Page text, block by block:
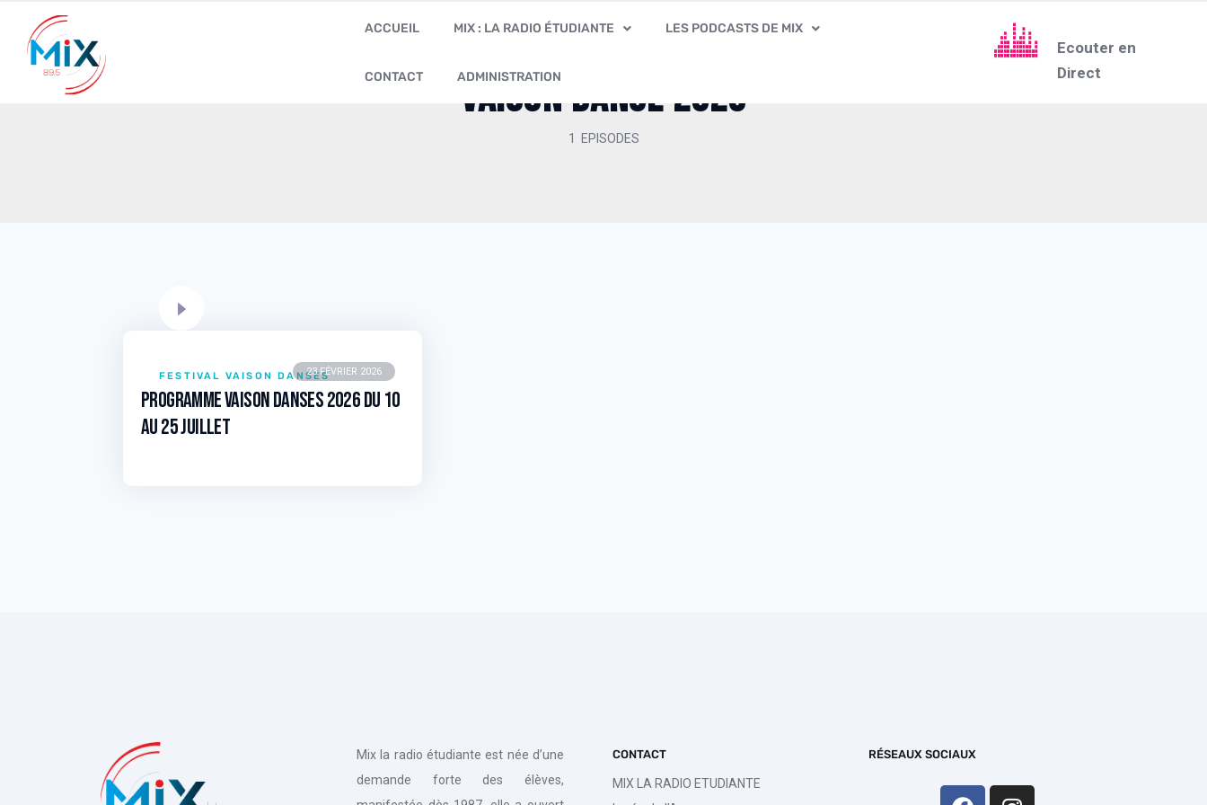
ACCUEIL MIX : LA RADIO ÉTUDIANTE LES PODCASTS DE MIX
CONTACT ADMINISTRATION
Ecouter en
Direct
Vaison Danse 2026
1 EPISODES
23 FÉVRIER 2026
FESTIVAL VAISON DANSES
Programme Vaison Danses 2026 du 10
au 25 juillet
Mix la radio étudiante est née d’une
demande forte des élèves,
CONTACT
MIX LA RADIO ETUDIANTE
RÉSEAUX SOCIAUX